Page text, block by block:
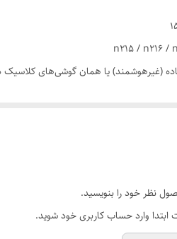
یا همان گوشی‌های کلاسیک
ساده
نظر خود را بنویسید.
ابتدا وارد حساب کاربری خود شوید.